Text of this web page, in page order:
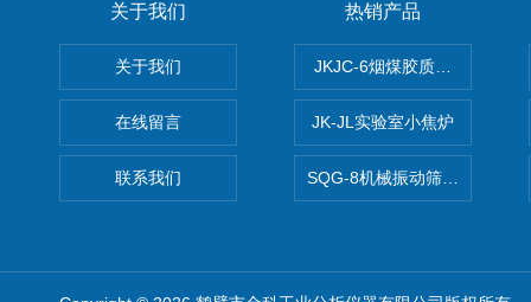
关于我们
关于我们
在线留言
联系我们
热销产品
JKJC-6烟煤胶质层Y值测定仪
JK-JL实验室小焦炉
SQG-8机械振动筛煤焦化验设